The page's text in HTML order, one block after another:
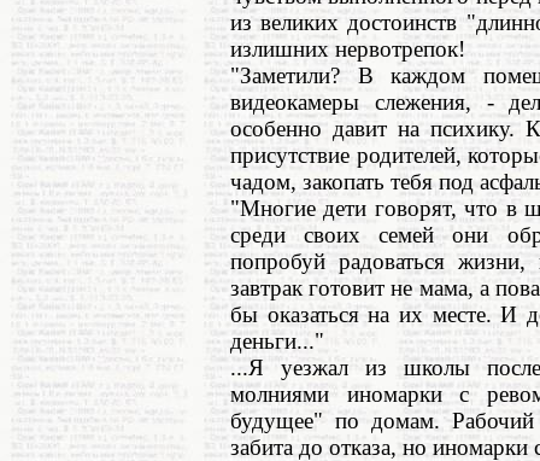
из великих достоинств
излишних нервотрепок!
"Заметили? В каждом
видеокамеры слежения, -
особенно давит на психику.
присутствие родителей,
чадом, закопать тебя под
"Многие дети говорят, что в
среди своих семей они
попробуй радоваться
завтрак готовит не мама, а
бы оказаться на их месте. И
деньги..."
...Я уезжал из школы
молниями иномарки с
будущее" по домам.
забита до отказа, но